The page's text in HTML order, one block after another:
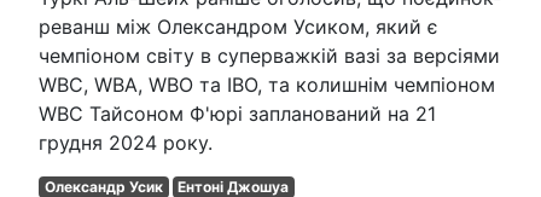
реванш між Олександром Усиком, який є
чемпіоном світу в суперважкій вазі за версіями
WBC, WBA, WBO та IBO, та колишнім чемпіоном
WBC Тайсоном Ф'юрі запланований на 21
грудня 2024 року.
Олександр Усик
Ентоні Джошуа